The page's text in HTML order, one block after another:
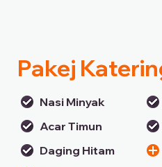
Pakej
Nasi Minyak
Acar Timun
Daging Hitam